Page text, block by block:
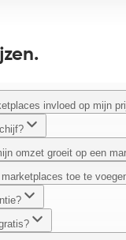
invloed op mijn
omzet groeit op een
toe te